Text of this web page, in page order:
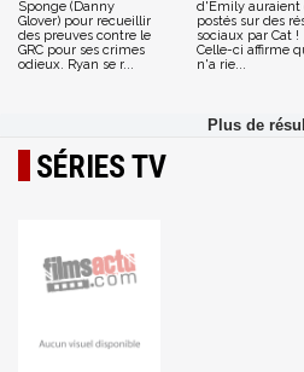
Sponge (Danny
Glover) pour recueillir
des preuves contre le
GRC pour ses crimes
odieux. Ryan se r...
d'Emily auraient
postés sur des
sociaux par Cat !
Celle-ci affirme
n'a rie...
SÉRIES TV